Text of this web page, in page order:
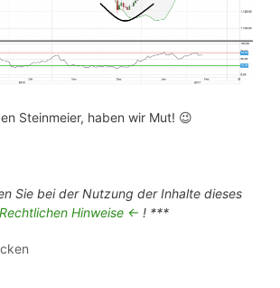
Steinmeier, haben wir Mut! 😉
Sie bei der Nutzung der Inhalte dieses
Hinweise <- ! ***